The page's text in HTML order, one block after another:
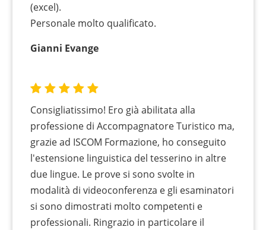
(excel).
Personale molto qualificato.
Gianni Evange
Consigliatissimo! Ero già abilitata alla
professione di Accompagnatore Turistico ma,
grazie ad ISCOM Formazione, ho conseguito
l'estensione linguistica del tesserino in altre
due lingue. Le prove si sono svolte in
modalità di videoconferenza e gli esaminatori
si sono dimostrati molto competenti e
professionali. Ringrazio in particolare il